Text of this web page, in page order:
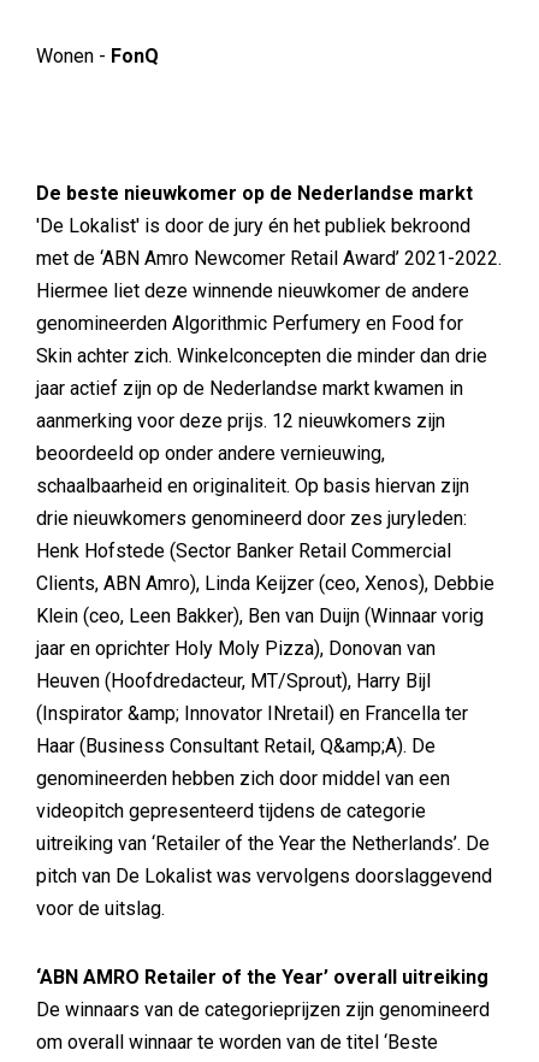
Wonen - FonQ
De beste nieuwkomer op de Nederlandse markt
'De Lokalist' is door de jury én het publiek bekroond
met de ‘ABN Amro Newcomer Retail Award’ 2021-2022.
Hiermee liet deze winnende nieuwkomer de andere
genomineerden Algorithmic Perfumery en Food for
Skin achter zich. Winkelconcepten die minder dan drie
jaar actief zijn op de Nederlandse markt kwamen in
aanmerking voor deze prijs. 12 nieuwkomers zijn
beoordeeld op onder andere vernieuwing,
schaalbaarheid en originaliteit. Op basis hiervan zijn
drie nieuwkomers genomineerd door zes juryleden:
Henk Hofstede (Sector Banker Retail Commercial
Clients, ABN Amro), Linda Keijzer (ceo, Xenos), Debbie
Klein (ceo, Leen Bakker), Ben van Duijn (Winnaar vorig
jaar en oprichter Holy Moly Pizza), Donovan van
Heuven (Hoofdredacteur, MT/Sprout), Harry Bijl
(Inspirator &amp; Innovator INretail) en Francella ter
Haar (Business Consultant Retail, Q&amp;A). De
genomineerden hebben zich door middel van een
videopitch gepresenteerd tijdens de categorie
uitreiking van ‘Retailer of the Year the Netherlands’. De
pitch van De Lokalist was vervolgens doorslaggevend
voor de uitslag.
‘ABN AMRO Retailer of the Year’ overall uitreiking
De winnaars van de categorieprijzen zijn genomineerd
om overall winnaar te worden van de titel ‘Beste